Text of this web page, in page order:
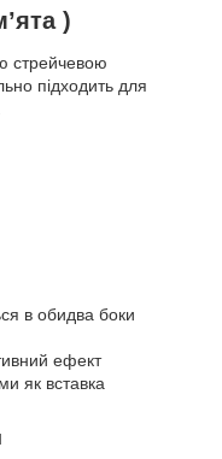
)
стрейчевою
підходить для
в обидва боки
ефект
як вставка